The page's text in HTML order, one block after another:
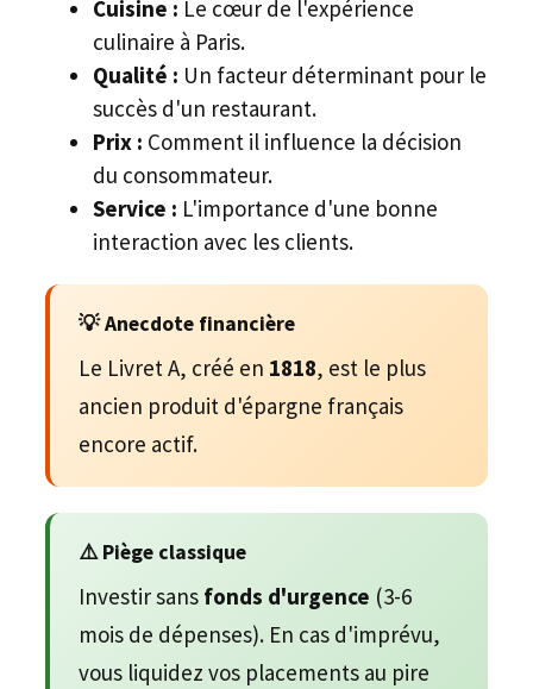
Cuisine : Le cœur de l'expérience
culinaire à Paris.
Qualité : Un facteur déterminant pour le
succès d'un restaurant.
Prix : Comment il influence la décision
du consommateur.
Service : L'importance d'une bonne
interaction avec les clients.
💡 Anecdote financière
Le Livret A, créé en 1818, est le plus
ancien produit d'épargne français
encore actif.
⚠️ Piège classique
Investir sans fonds d'urgence (3-6
mois de dépenses). En cas d'imprévu,
vous liquidez vos placements au pire